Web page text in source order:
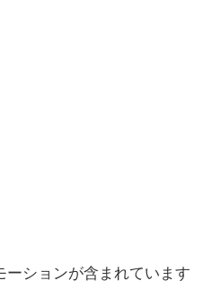
ーションが含まれています